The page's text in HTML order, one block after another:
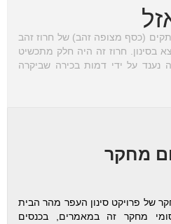
(כסף מצופה זהב) של חרוז זהב
בסינון. חרוז זה היה חלק מתכשיט
על ידי דמות בכירה שביקרה
מחקר
של פרויקט סינון העפר מהר הבית
מחקר זה במאמרים, בכנסים